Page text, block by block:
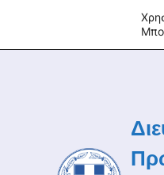
tw